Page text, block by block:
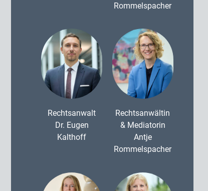
Rommelspacher
Rechtsanwalt
Dr. Eugen
Kalthoff
Rechtsanwältin
& Mediatorin
Antje
Rommelspacher